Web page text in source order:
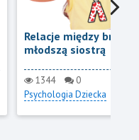
Relacje między
młodszą siostrą
1344
0
Psychologia Dziecka